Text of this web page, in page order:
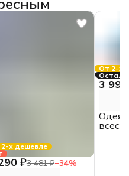
х дешевле
₽3 481 ₽−34%
От 2-х
3